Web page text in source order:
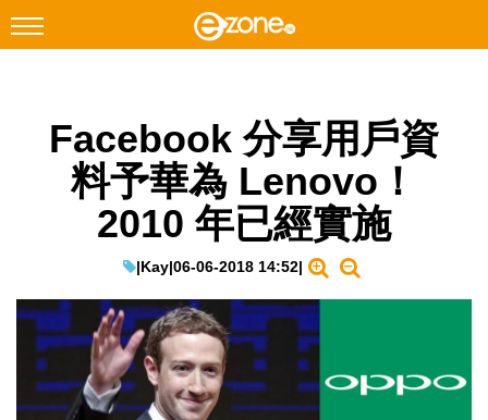
Facebook Instagram
科技焦點
教學評測
EduTech
IT Times
Facebook 分享用戶資
料予華為 Lenovo！
2010 年已經實施
|Kay|06-06-2018 14:52|